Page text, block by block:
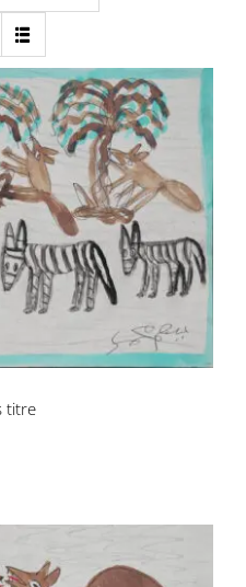
– Sans titre
titre